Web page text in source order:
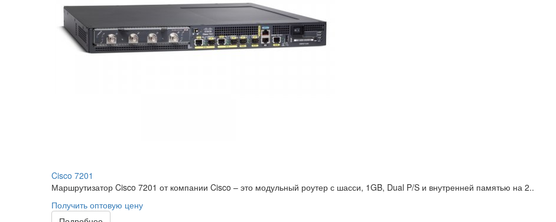
Cisco 7201
Маршрутизатор Cisco 7201 от компании Cisco – это модульный роутер с шасси, 1GB, Dual P/S и внутренней памятью на 2..
Получить оптовую цену